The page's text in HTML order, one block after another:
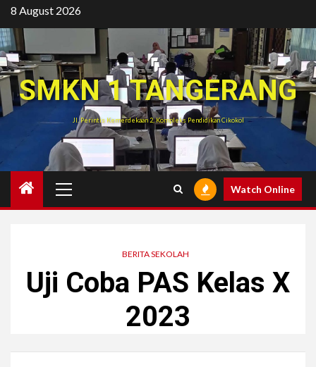
Skip
to
content
8 August 2026
SMKN 1 TANGERANG
Jl. Perintis Kemerdekaan 2, Kompleks Pendidikan Cikokol
Menu
Watch Online
BERITA SEKOLAH
Uji Coba PAS Kelas X
2023